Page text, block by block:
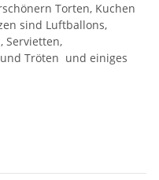
Torten, Kuchen
sind Luftballons,
Servietten,
Tröten und einiges